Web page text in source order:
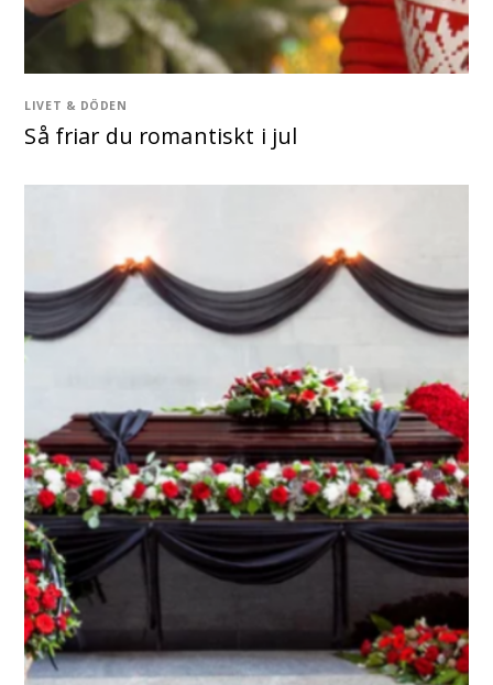
LIVET & DÖDEN
Så friar du romantiskt i jul